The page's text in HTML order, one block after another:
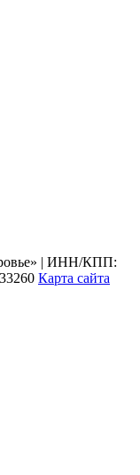
| ИНН/КПП:
Карта сайта